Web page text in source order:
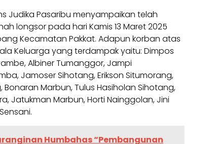
Judika Pasaribu menyampaikan telah
longsor pada hari Kamis 13 Maret 2025
Kecamatan Pakkat. Adapun korban atas
Keluarga yang terdampak yaitu: Dimpos
Albiner Tumanggor, Jampi
Jamoser Sihotang, Erikson Situmorang,
Bonaran Marbun, Tulus Hasiholan Sihotang,
Jatukman Marbun, Horti Nainggolan, Jini
Humbahas “Pembangunan